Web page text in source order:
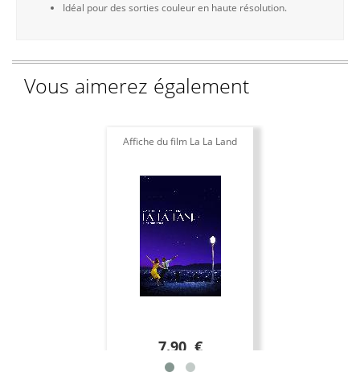
Idéal pour des sorties couleur en haute résolution.
Vous aimerez également
Affiche du film La La Land
7.90 €